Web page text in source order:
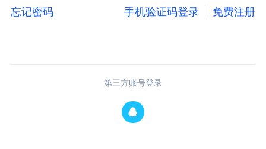
忘记密码 手机验证码登录 免费注册
第三方账号登录